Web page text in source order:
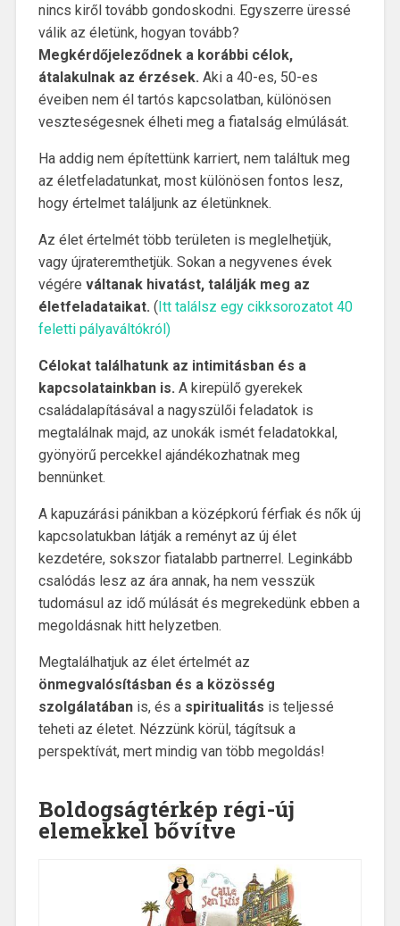
nincs kiről tovább gondoskodni. Egyszerre üressé
válik az életünk, hogyan tovább?
Megkérdőjeleződnek a korábbi célok,
átalakulnak az érzések. Aki a 40-es, 50-es
éveiben nem él tartós kapcsolatban, különösen
veszteségesnek élheti meg a fiatalság elmúlását.
Ha addig nem építettünk karriert, nem találtuk meg
az életfeladatunkat, most különösen fontos lesz,
hogy értelmet találjunk az életünknek.
Az élet értelmét több területen is meglelhetjük,
vagy újrateremthetjük. Sokan a negyvenes évek
végére váltanak hivatást, találják meg az
életfeladataikat. (Itt találsz egy cikksorozatot 40
feletti pályaváltókról)
Célokat találhatunk az intimitásban és a
kapcsolatainkban is. A kirepülő gyerekek
családalapításával a nagyszülői feladatok is
megtalálnak majd, az unokák ismét feladatokkal,
gyönyörű percekkel ajándékozhatnak meg
bennünket.
A kapuzárási pánikban a középkorú férfiak és nők új
kapcsolatukban látják a reményt az új élet
kezdetére, sokszor fiatalabb partnerrel. Leginkább
csalódás lesz az ára annak, ha nem vesszük
tudomásul az idő múlását és megrekedünk ebben a
megoldásnak hitt helyzetben.
Megtalálhatjuk az élet értelmét az
önmegvalósításban és a közösség
szolgálatábanis, és a spiritualitás is teljessé
teheti az életet. Nézzünk körül, tágítsuk a
perspektívát, mert mindig van több megoldás!
Boldogságtérkép régi-új
elemekkel bővítve